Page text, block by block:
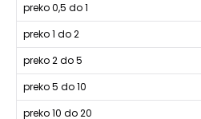
preko 0,5 do 1
preko 1 do 2
preko 2 do 5
preko 5 do 10
preko 10 do 20